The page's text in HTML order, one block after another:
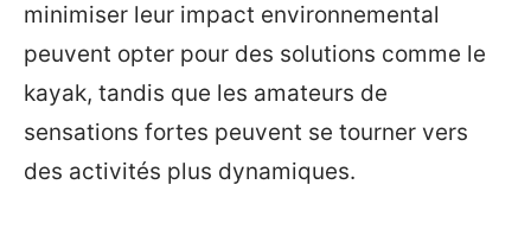
minimiser leur impact environnemental
peuvent opter pour des solutions comme le
kayak, tandis que les amateurs de
sensations fortes peuvent se tourner vers
des activités plus dynamiques.